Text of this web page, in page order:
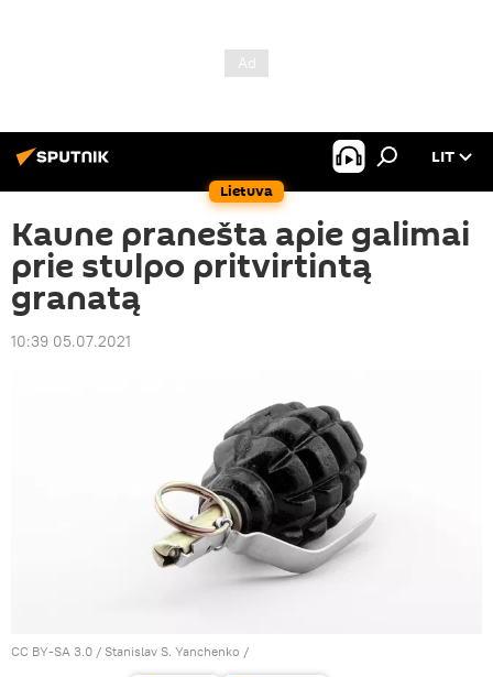
Lietuva
LIT
Kaune pranešta apie galimai
prie stulpo pritvirtintą
granatą
10:39 05.07.2021
CC BY-SA 3.0 / Stanislav S. Yanchenko /